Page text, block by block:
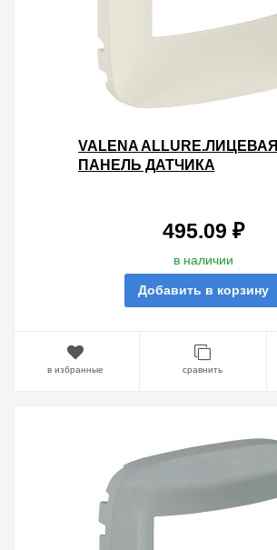
VALENA ALLURE.ЛИЦЕВАЯ
ПАНЕЛЬ ДАТЧИКА
495.09 ₽
в наличии
Добавить в корзину
в избранные сравнить